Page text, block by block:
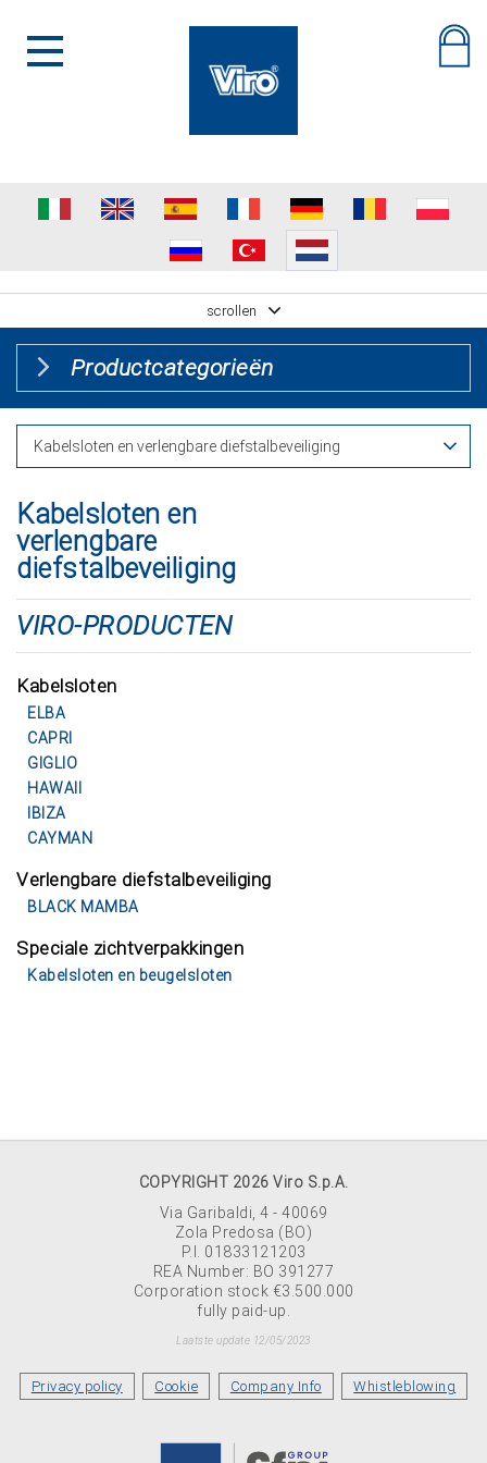
scrollen
Productcategorieën
Kabelsloten en
verlengbare
diefstalbeveiliging
VIRO-PRODUCTEN
Kabelsloten
ELBA
CAPRI
GIGLIO
HAWAII
IBIZA
CAYMAN
Verlengbare diefstalbeveiliging
BLACK MAMBA
Speciale zichtverpakkingen
Kabelsloten en beugelsloten
COPYRIGHT 2026 Viro S.p.A.
Via Garibaldi, 4 - 40069
Zola Predosa (BO)
P.I. 01833121203
REA Number: BO 391277
Corporation stock €3.500.000
fully paid-up.
Laatste update 12/05/2023
Privacy policy Cookie Company Info Whistleblowing